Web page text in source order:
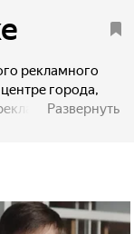
рекламного
города,
сфере.
отказываясь
из десятков
Развернуть